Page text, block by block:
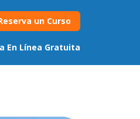
un Curso
En Línea Gratuita